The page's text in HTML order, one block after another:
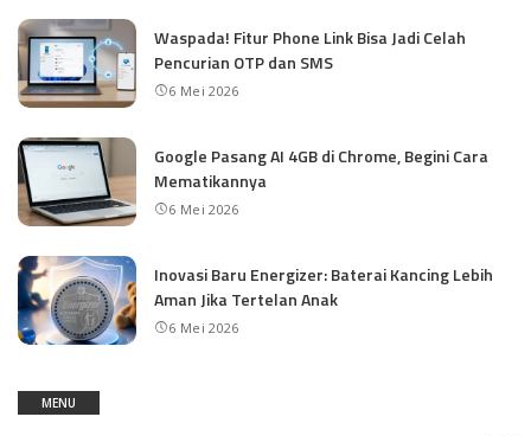
Waspada! Fitur Phone Link Bisa Jadi Celah
Pencurian OTP dan SMS
6 Mei 2026
Google Pasang AI 4GB di Chrome, Begini Cara
Mematikannya
6 Mei 2026
Inovasi Baru Energizer: Baterai Kancing Lebih
Aman Jika Tertelan Anak
6 Mei 2026
MENU